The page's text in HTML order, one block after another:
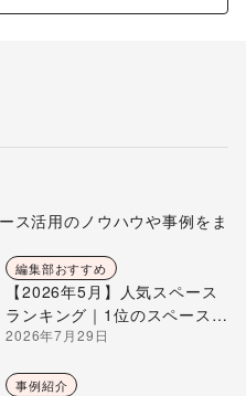
ス活用のノウハウや事例をま
編集部おすすめ
【2026年5月】人気スペース
ランキング｜1位のスペースを
編集部が解説
2026年7月29日
事例紹介